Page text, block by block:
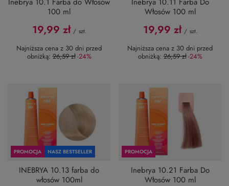
100 ml
19,99 zł / szt.
Najniższa cena z 30 dni przed
obniżką:26,59 zł-24%
Włosów 100 ml
19,99 zł / szt.
Najniższa cena z 30 dni przed
obniżką:26,59 zł-24%
PROMOCJA NASZ BESTSELLER
INEBRYA 10.13 farba do
włosów 100ml
PROMOCJA
Inebrya 10.21 Farba Do
Włosów 100 ml